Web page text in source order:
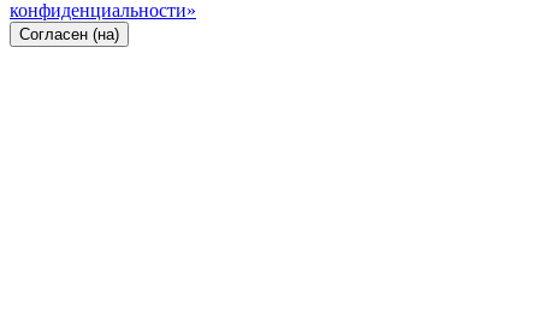
конфиденциальности»
Согласен (на)